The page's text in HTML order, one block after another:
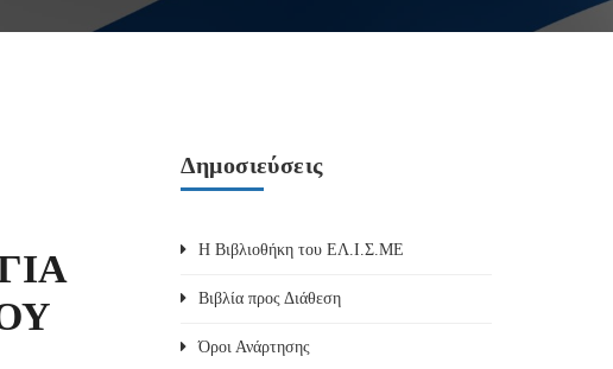
Δημοσιεύσεις
Η Βιβλιοθήκη του ΕΛ.Ι.Σ.ΜΕ
Βιβλία προς Διάθεση
Όροι Ανάρτησης